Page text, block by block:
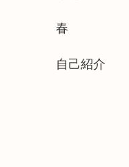
春
自己紹介